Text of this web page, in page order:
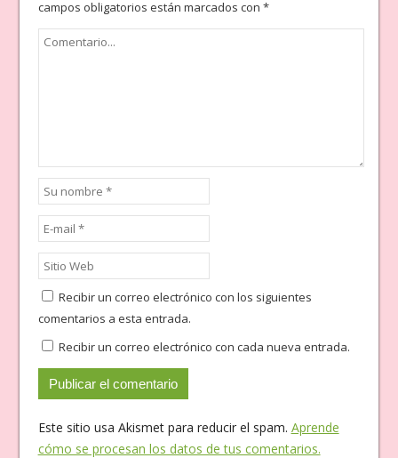
campos obligatorios están marcados con *
Recibir un correo electrónico con los siguientes
comentarios a esta entrada.
Recibir un correo electrónico con cada nueva entrada.
Este sitio usa Akismet para reducir el spam. Aprende
cómo se procesan los datos de tus comentarios.